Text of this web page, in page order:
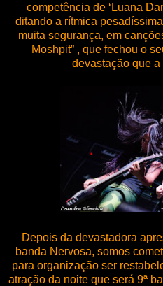
competência de ‘Luana
ditando a rítmica
muita segurança, em
Moshpit” , que fechou o
devastação que
Depois da devastadora
banda Nervosa, somos
para organização ser
atração da noite que será 9ª